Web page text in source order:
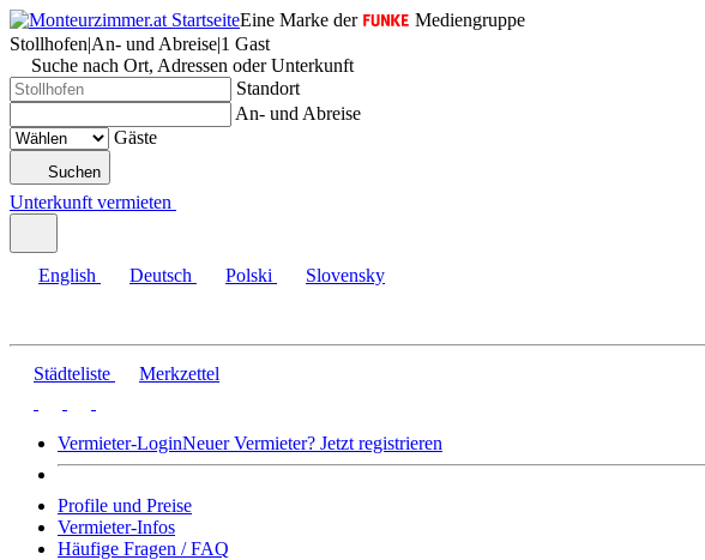
Eine Marke der
Mediengruppe
Stollhofen|An- und Abreise|1 Gast
Suche nach Ort, Adressen oder Unterkunft
Standort
An- und Abreise
Gäste
Suchen
Unterkunft vermieten
English Deutsch Polski Slovensky
Städteliste Merkzettel
Vermieter-LoginNeuer Vermieter? Jetzt registrieren
Profile und Preise
Vermieter-Infos
Häufige Fragen / FAQ